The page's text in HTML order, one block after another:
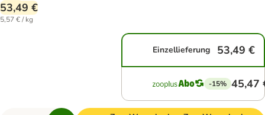
53,49 €
5,57 € / kg
Einzellieferung 53,49 €
-15% 45,47